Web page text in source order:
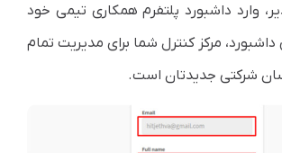
وارد داشبورد پلتفرم همکاری تیمی خود
مرکز کنترل شما برای مدیریت تمام
شرکتی جدیدتان است.